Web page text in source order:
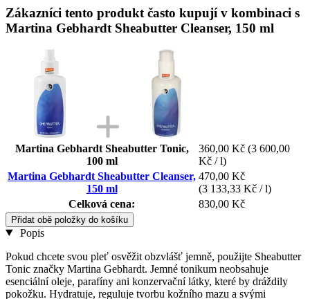
Zákazníci tento produkt často kupují v kombinaci s
Martina Gebhardt Sheabutter Cleanser, 150 ml
Martina Gebhardt Sheabutter Tonic,
100 ml
360,00 Kč (3 600,00
Kč / l)
Martina Gebhardt Sheabutter Cleanser,
150 ml
470,00 Kč
(3 133,33 Kč / l)
Celková cena:
830,00 Kč
Přidat obě položky do košíku
Popis
Pokud chcete svou pleť osvěžit obzvlášť jemně, použijte Sheabutter
Tonic značky Martina Gebhardt. Jemné tonikum neobsahuje
esenciální oleje, parafíny ani konzervační látky, které by dráždily
pokožku. Hydratuje, reguluje tvorbu kožního mazu a svými